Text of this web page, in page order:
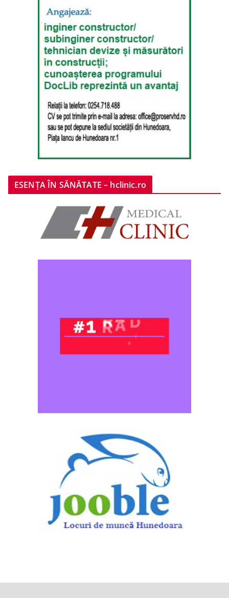
ESENȚA ÎN SĂNĂTATE – hclinic.ro